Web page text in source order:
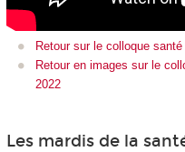
Retour sur le colloque
Retour en images sur le
2022
Les mardis de la